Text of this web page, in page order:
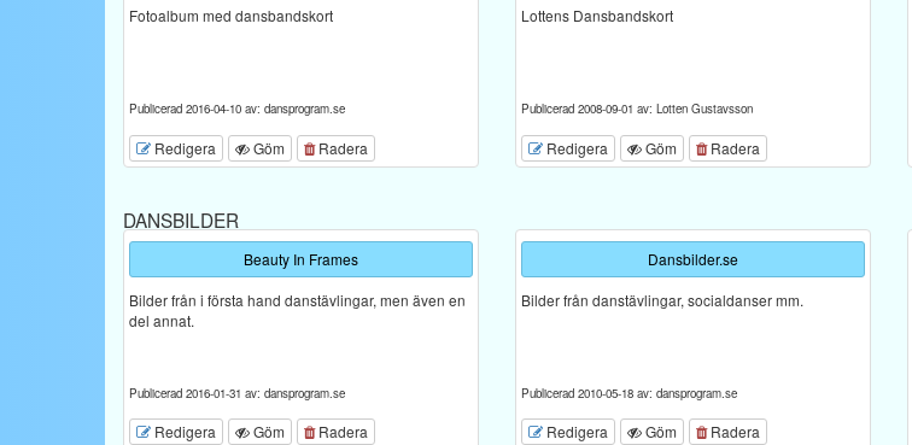
Fotoalbum med dansbandskort
Publicerad 2016-04-10 av: dansprogram.se
Redigera Göm Radera
Lottens Dansbandskort
Publicerad 2008-09-01 av: Lotten Gustavsson
Redigera Göm Radera
DANSBILDER
Beauty In Frames
Bilder från i första hand danstävlingar, men även en
del annat.
Publicerad 2016-01-31 av: dansprogram.se
Redigera Göm Radera
Dansbilder.se
Bilder från danstävlingar, socialdanser mm.
Publicerad 2010-05-18 av: dansprogram.se
Redigera Göm Radera